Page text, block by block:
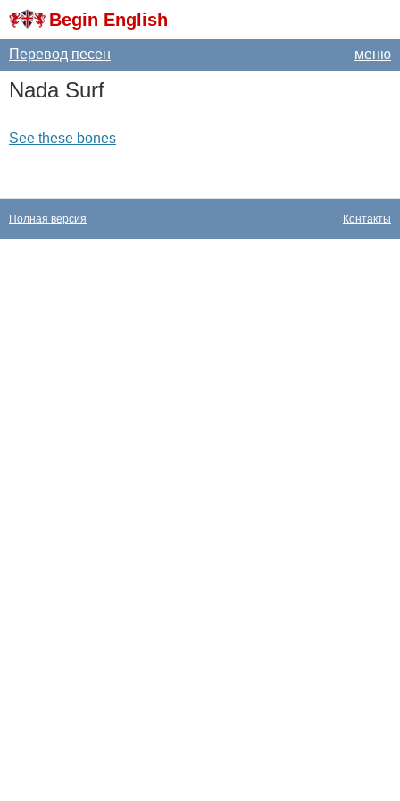
Begin English
меню
Перевод песен
Nada Surf
See these bones
Контакты
Полная версия